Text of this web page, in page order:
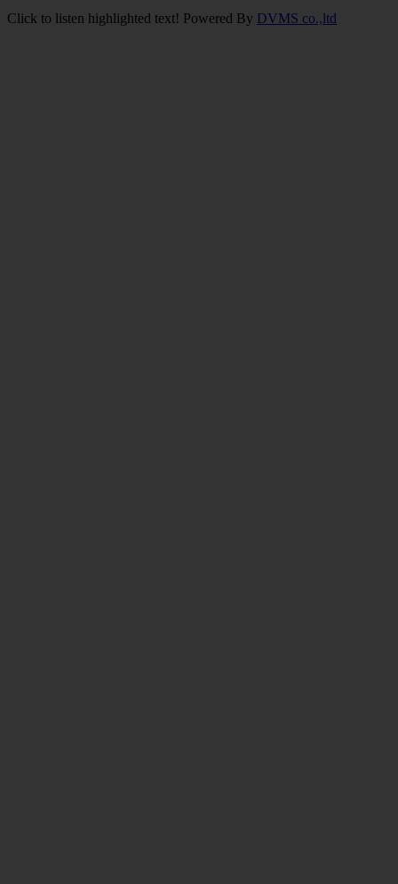
Click to listen highlighted text! Powered By DVMS co.,ltd